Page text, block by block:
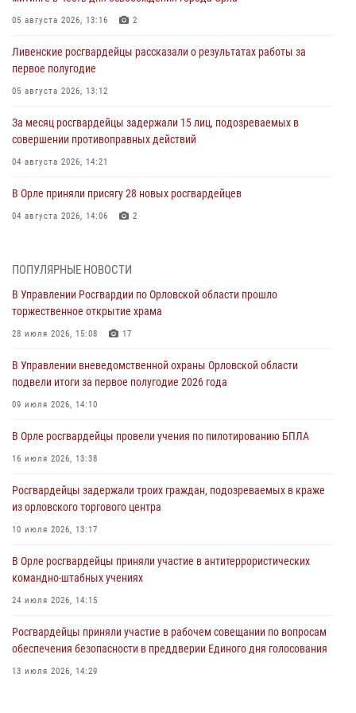
05 августа 2026, 13:16 2
Ливенские росгвардейцы рассказали о результатах работы за
первое полугодие
05 августа 2026, 13:12
За месяц росгвардейцы задержали 15 лиц, подозреваемых в
совершении противоправных действий
04 августа 2026, 14:21
В Орле приняли присягу 28 новых росгвардейцев
04 августа 2026, 14:06 2
предоставлении госуслуг
Росгвардейцы обеспечили безопасность во время празднования
Дня ВДВ
В Орле росгвардейцы приняли участие в учениях на избирательном
участке
Жительница Мценска сдала в Росгвардию незарегистрированное
31 июля 2026, 13:16
ПОПУЛЯРНЫЕ НОВОСТИ
В Управлении Росгвардии по Орловской области прошло
торжественное открытие храма
28 июля 2026, 15:08 17
В Управлении вневедомственной охраны Орловской области
подвели итоги за первое полугодие 2026 года
09 июля 2026, 14:10
В Орле росгвардейцы провели учения по пилотированию БПЛА
16 июля 2026, 13:38
Росгвардейцы задержали троих граждан, подозреваемых в краже
из орловского торгового центра
10 июля 2026, 13:17
В Орле росгвардейцы приняли участие в антитеррористических
командно-штабных учениях
24 июля 2026, 14:15
Росгвардейцы приняли участие в рабочем совещании по вопросам
обеспечения безопасности в преддверии Единого дня голосования
13 июля 2026, 14:29